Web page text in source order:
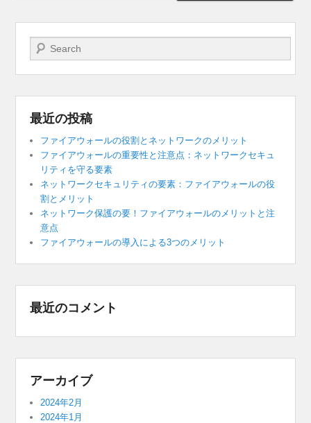
検索開始
最近の投稿
ファイアウォールの役割とネットワークのメリット
ファイアウォールの重要性と注意点：ネットワークセキュ
リティを守る要素
ネットワークセキュリティの要素：ファイアウォールの役
割とメリット
ネットワーク保護の要！ファイアウォールのメリットと注
意点
ファイアウォールの導入による3つのメリット
最近のコメント
アーカイブ
2024年2月
2024年1月